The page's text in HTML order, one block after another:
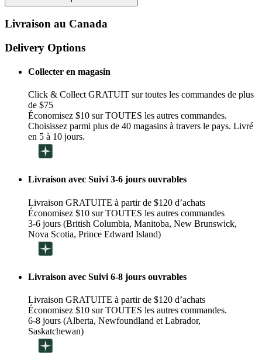
Livraison au Canada
Delivery Options
Collecter en magasin
Click & Collect GRATUIT sur toutes les commandes de plus
de $75
Économisez $10 sur TOUTES les autres commandes.
Choisissez parmi plus de 40 magasins à travers le pays. Livré
en 5 à 10 jours.
Livraison avec Suivi 3-6 jours ouvrables
Livraison GRATUITE à partir de $120 d’achats
Économisez $10 sur TOUTES les autres commandes
3-6 jours (British Columbia, Manitoba, New Brunswick,
Nova Scotia, Prince Edward Island)
Livraison avec Suivi 6-8 jours ouvrables
Livraison GRATUITE à partir de $120 d’achats
Économisez $10 sur TOUTES les autres commandes.
6-8 jours (Alberta, Newfoundland et Labrador,
Saskatchewan)